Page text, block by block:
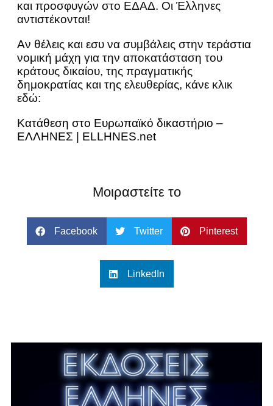
και προσφυγών στο ΕΔΑΔ. Οι Έλληνες
αντιστέκονται!
Αν θέλεις και εσυ να συμβάλεις στην τεράστια
νομική μάχη για την αποκατάσταση του
κράτους δικαίου, της πραγματικής
δημοκρατίας και της ελευθερίας, κάνε κλικ
εδώ:
Κατάθεση στο Ευρωπαϊκό δικαστήριο –
ΕΛΛΗΝΕΣ | ELLHNES.net
Μοιραστείτε το
Facebook Twitter Pinterest
LinkedIn